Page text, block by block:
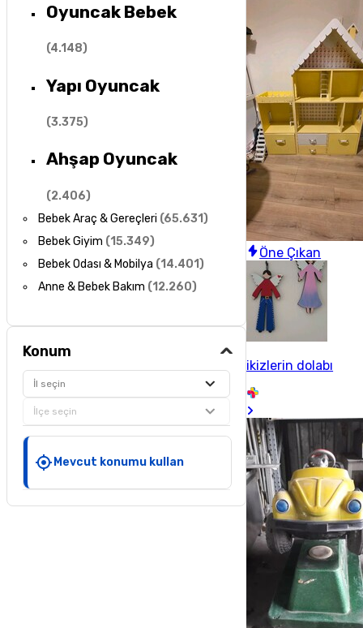
Oyuncak Bebek
(4.148)
Yapı Oyuncak
(3.375)
Ahşap Oyuncak
(2.406)
Bebek Araç & Gereçleri (65.631)
Bebek Giyim (15.349)
Bebek Odası & Mobilya (14.401)
Anne & Bebek Bakım (12.260)
Konum
İl seçin
İlçe seçin
Mevcut konumu kullan
Öne Çıkan
ikizlerin dolabı